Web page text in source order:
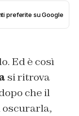
preferite su Google
Ed è così
si ritrova
che il
oscurarla,